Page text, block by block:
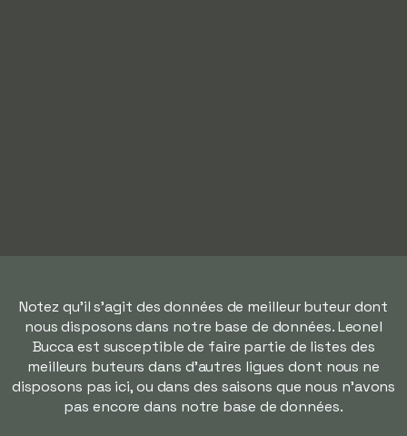
Notez qu'il s'agit des données de meilleur buteur dont
nous disposons dans notre base de données. Leonel
Bucca est susceptible de faire partie de listes des
meilleurs buteurs dans d'autres ligues dont nous ne
disposons pas ici, ou dans des saisons que nous n'avons
pas encore dans notre base de données.